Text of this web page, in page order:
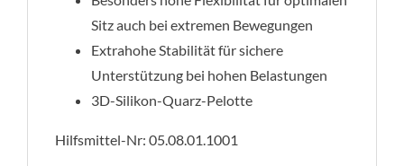
Sitz auch bei extremen Bewegungen
Extrahohe Stabilität für sichere
Unterstützung bei hohen Belastungen
3D-Silikon-Quarz-Pelotte
Hilfsmittel-Nr: 05.08.01.1001